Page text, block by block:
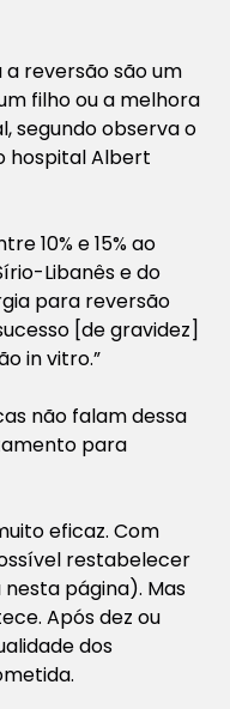
reversão são um
filho ou a melhora
segundo observa o
hospital Albert
10% e 15% ao
Libanês e do
para reversão
[de gravidez]
in vitro.”
não falam dessa
para
eficaz. Com
restabelecer
página). Mas
Após dez ou
dos